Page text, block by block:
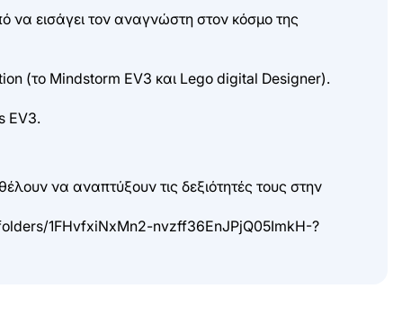
να εισάγει τον αναγνώστη στον κόσμο της
(το Mindstorm EV3 και Lego digital Designer).
EV3.
να αναπτύξουν τις δεξιότητές τους στην
1FHvfxiNxMn2-nvzff36EnJPjQ05ImkH-?